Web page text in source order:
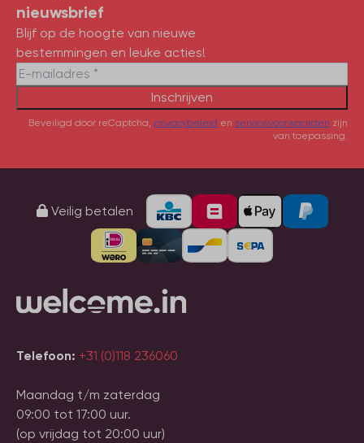
nieuwsbrief
Blijf op de hoogte van nieuwe
bestemmingen en leuke acties!
Inschrijven
Beveiligd door reCaptcha, privacybeleid en servicevoorwaarden zijn
van toepassing.
Veilig betalen
Telefoon: +31 (0)118 236060
Maandag t/m zaterdag
09:00 tot 17:00 uur.
(op vrijdag tot 20:00 uur)